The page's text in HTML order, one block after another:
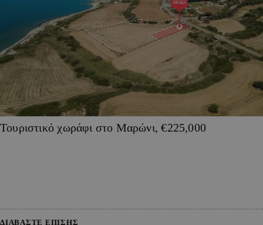
Τουριστικό χωράφι στο Μαρώνι, €225,000
ΔΙΑΒΑΣΤΕ ΕΠΙΣΗΣ